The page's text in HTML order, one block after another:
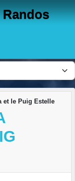
et le Puig Estelle